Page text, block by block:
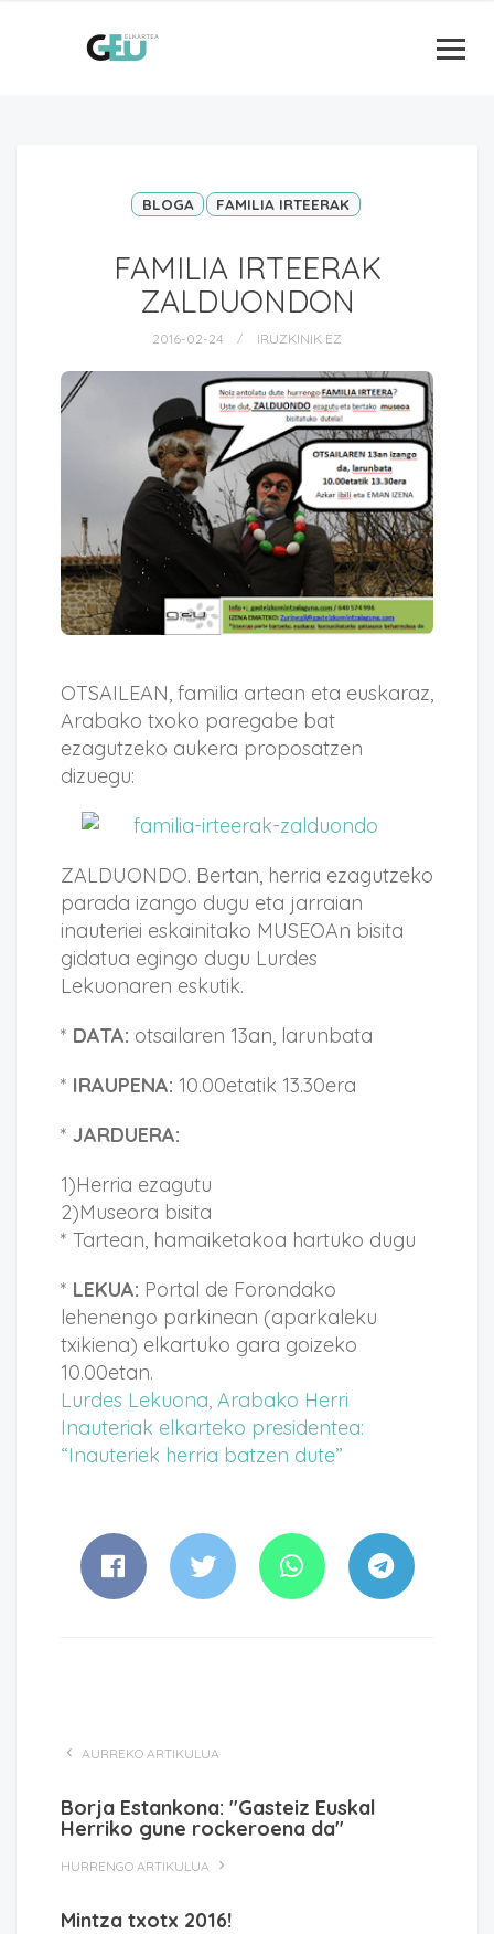
BLOGA FAMILIA IRTEERAK
FAMILIA IRTEERAK
ZALDUONDON
2016-02-24 IRUZKINIK EZ
OTSAILEAN, familia artean eta euskaraz,
Arabako txoko paregabe bat
ezagutzeko aukera proposatzen
dizuegu:
ZALDUONDO. Bertan, herria ezagutzeko
parada izango dugu eta jarraian
inauteriei eskainitako MUSEOAn bisita
gidatua egingo dugu Lurdes
Lekuonaren eskutik.
* DATA: otsailaren 13an, larunbata
* IRAUPENA: 10.00etatik 13.30era
* JARDUERA:
1)Herria ezagutu
2)Museora bisita
* Tartean, hamaiketakoa hartuko dugu
* LEKUA: Portal de Forondako
lehenengo parkinean (aparkaleku
txikiena) elkartuko gara goizeko
10.00etan.
Lurdes Lekuona, Arabako Herri
Inauteriak elkarteko presidentea:
“Inauteriek herria batzen dute”
AURREKO ARTIKULUA
Borja Estankona: "Gasteiz Euskal
Herriko gune rockeroena da"
HURRENGO ARTIKULUA
Mintza txotx 2016!